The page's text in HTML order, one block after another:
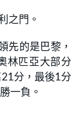
之門。
先的是巴黎，
林匹亞大部分
分，最後1分
一負。